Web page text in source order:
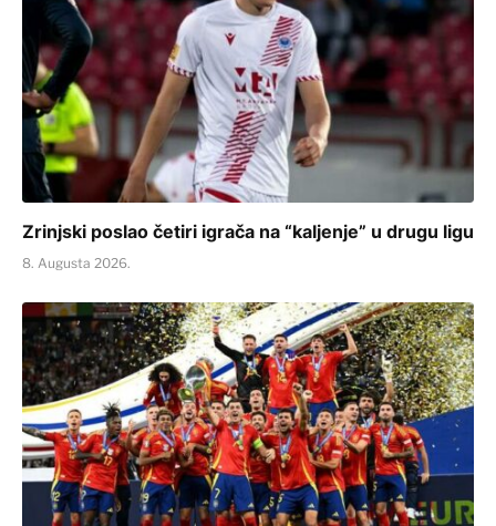
Zrinjski poslao četiri igrača na “kaljenje” u drugu ligu
8. Augusta 2026.